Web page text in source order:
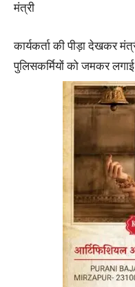
मंत्री
कार्यकर्ता की पीड़ा देखकर
पुलिसकर्मियों को जमकर